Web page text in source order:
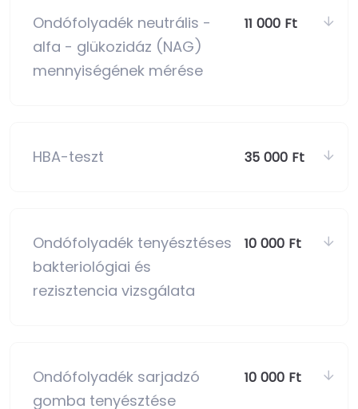
Ondófolyadék neutrális -
alfa - glükozidáz (NAG)
mennyiségének mérése
11 000 Ft
HBA-teszt 35 000 Ft
Ondófolyadék tenyésztéses
bakteriológiai és
rezisztencia vizsgálata
10 000 Ft
Ondófolyadék sarjadzó
gomba tenyésztése
10 000 Ft